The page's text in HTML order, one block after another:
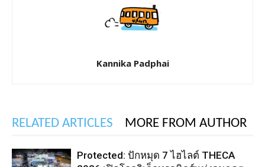
Kannika Padphai
RELATED ARTICLES MORE FROM AUTHOR
Protected: ปักหมุด 7 ไฮไลต์ THECA